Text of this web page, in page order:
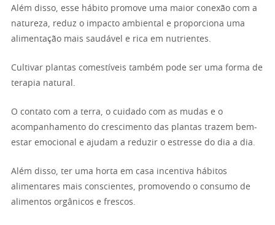
Além disso, esse hábito promove uma maior conexão com a
natureza, reduz o impacto ambiental e proporciona uma
alimentação mais saudável e rica em nutrientes.
Cultivar plantas comestíveis também pode ser uma forma de
terapia natural.
O contato com a terra, o cuidado com as mudas e o
acompanhamento do crescimento das plantas trazem bem-
estar emocional e ajudam a reduzir o estresse do dia a dia.
Além disso, ter uma horta em casa incentiva hábitos
alimentares mais conscientes, promovendo o consumo de
alimentos orgânicos e frescos.